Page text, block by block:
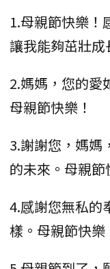
1.母親節快樂！
讓我能夠茁壯成
2.媽媽，您的愛
母親節快樂！
3.謝謝您，媽媽
的未來。母親節
4.感謝您無私的
樣。母親節快樂